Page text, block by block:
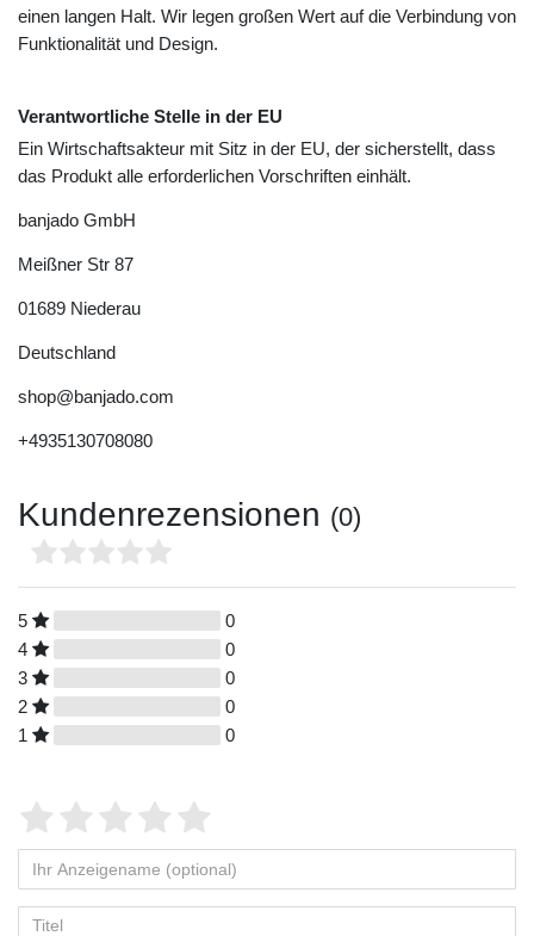
einen langen Halt. Wir legen großen Wert auf die Verbindung von
Funktionalität und Design.
Verantwortliche Stelle in der EU
Ein Wirtschaftsakteur mit Sitz in der EU, der sicherstellt, dass
das Produkt alle erforderlichen Vorschriften einhält.
banjado GmbH
Meißner Str 87
01689 Niederau
Deutschland
shop@banjado.com
+4935130708080
Kundenrezensionen (0)
5
0
4
0
3
0
2
0
1
0